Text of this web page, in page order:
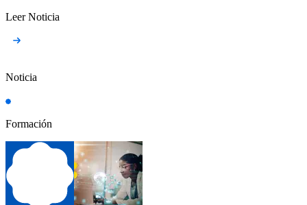
Leer Noticia
Noticia
Formación